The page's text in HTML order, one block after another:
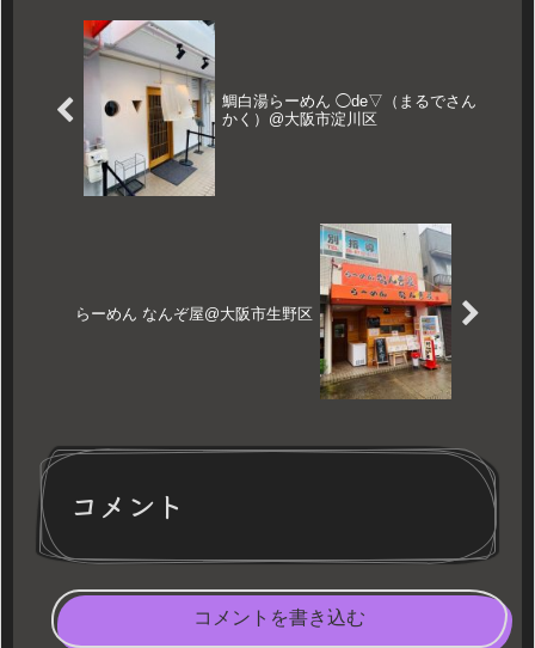
鯛白湯らーめん ◯de▽（まるでさん
かく）@大阪市淀川区
らーめん なんぞ屋@大阪市生野区
コメント
コメントを書き込む